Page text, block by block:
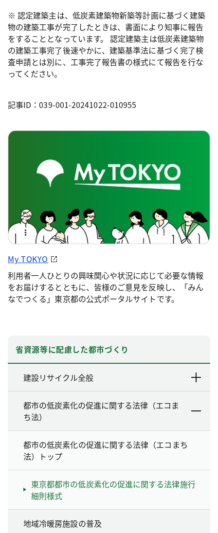
※ 認定建築主は、低炭素建築物新築等計画に基づく建築
物の建築工事が完了したときは、書面により知事に報告
をすることとなっています。 認定建築主は低炭素建築物
の建築工事完了後速やかに、建築基準法に基づく完了検
査申請とは別に、工事完了報告書の様式にて報告を行な
ってください。
記事ID：039-001-20241022-010955
My TOKYO
利用者一人ひとりの興味関心や状況に応じて必要な情報
をお届けするとともに、皆様のご意見を反映し、「みん
なでつくる」東京都の公式ポータルサイトです。
省資源等に配慮した都市づくり
建設リサイクル全般
都市の低炭素化の促進に関する法律（エコま
ち法）
都市の低炭素化の促進に関する法律（エコまち
法）トップ
東京都都市の低炭素化の促進に関する法律施行
細則様式
地域冷暖房施設の普及